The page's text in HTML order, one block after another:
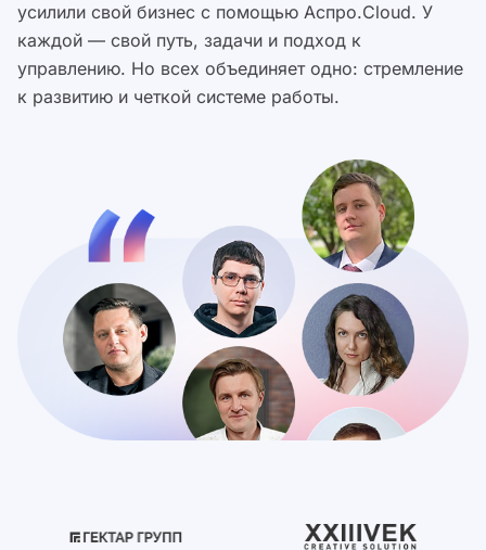
усилили свой бизнес с помощью Аспро.Cloud. У
каждой — свой путь, задачи и подход к
управлению. Но всех объединяет одно: стремление
к развитию и четкой системе работы.